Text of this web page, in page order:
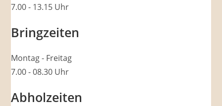
7.00 - 13.15 Uhr
Bringzeiten
Montag - Freitag
7.00 - 08.30 Uhr
Abholzeiten